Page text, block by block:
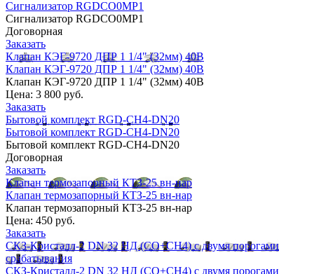
Сигнализатор RGDCO0MP1
Сигнализатор RGDCO0MP1
Договорная
Заказать
Клапан КЭГ-9720 ДПР 1 1/4" (32мм) 40В
Клапан КЭГ-9720 ДПР 1 1/4" (32мм) 40В
Клапан КЭГ-9720 ДПР 1 1/4" (32мм) 40В
Цена: 3 800 руб.
Заказать
Бытовой комплект RGD-CH4-DN20
Бытовой комплект RGD-CH4-DN20
Бытовой комплект RGD-CH4-DN20
Договорная
Заказать
Клапан термозапорный КТЗ-25 вн-нар
Клапан термозапорный КТЗ-25 вн-нар
Клапан термозапорный КТЗ-25 вн-нар
Цена: 450 руб.
Заказать
СКЗ-Кристалл-2 DN 32 НД (СО+CH4) с двумя порогами
срабатывания
СКЗ-Кристалл-2 DN 32 НД (СО+CH4) с двумя порогами